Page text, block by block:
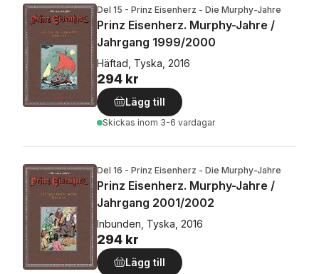
Del 15 - Prinz Eisenherz - Die Murphy-Jahre
Prinz Eisenherz. Murphy-Jahre /
Jahrgang 1999/2000
Häftad, Tyska, 2016
294 kr
Lägg till
Skickas inom 3-6 vardagar
Del 16 - Prinz Eisenherz - Die Murphy-Jahre
Prinz Eisenherz. Murphy-Jahre /
Jahrgang 2001/2002
Inbunden, Tyska, 2016
294 kr
Lägg till